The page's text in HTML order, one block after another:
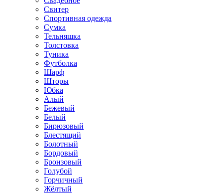
Свитер
Спортивная одежда
Сумка
Тельняшка
Толстовка
Туника
Футболка
Шарф
Шторы
Юбка
Алый
Бежевый
Белый
Бирюзовый
Блестящий
Болотный
Бордовый
Бронзовый
Голубой
Горчичный
Жёлтый